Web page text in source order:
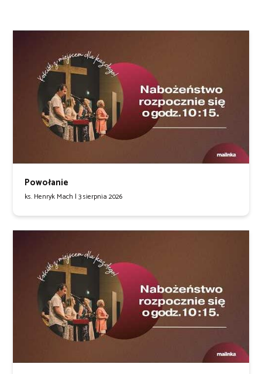
Powołanie
ks. Henryk Mach | 3 sierpnia 2026